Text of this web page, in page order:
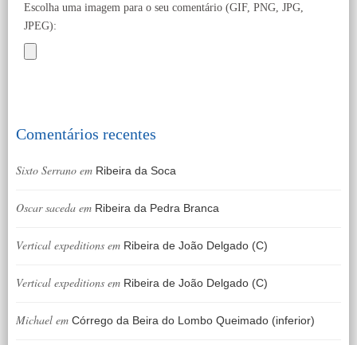
Escolha uma imagem para o seu comentário (GIF, PNG, JPG,
JPEG):
Comentários recentes
Sixto Serrano em Ribeira da Soca
Oscar saceda em Ribeira da Pedra Branca
Vertical expeditions em Ribeira de João Delgado (C)
Vertical expeditions em Ribeira de João Delgado (C)
Michael em Córrego da Beira do Lombo Queimado (inferior)